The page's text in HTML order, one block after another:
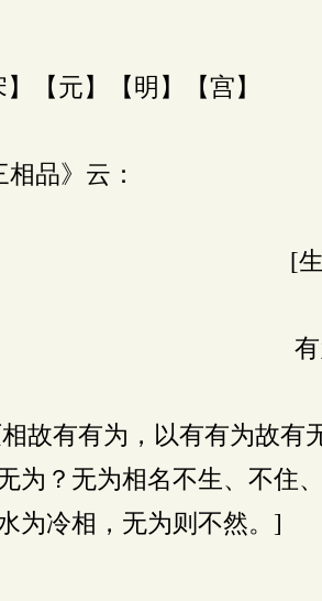
【元】【明】【宫】
相品》云：
[
故有有为，以有有为故有
为？无为相名不生、不住
为冷相，无为则不然。]